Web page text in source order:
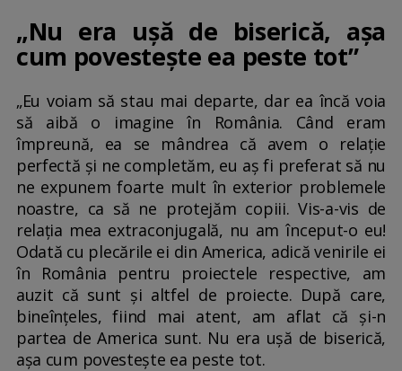
„Nu era ușă de biserică, așa
cum povestește ea peste tot”
„Eu voiam să stau mai departe, dar ea încă voia
să aibă o imagine în România. Când eram
împreună, ea se mândrea că avem o relație
perfectă și ne completăm, eu aș fi preferat să nu
ne expunem foarte mult în exterior problemele
noastre, ca să ne protejăm copiii. Vis-a-vis de
relația mea extraconjugală, nu am început-o eu!
Odată cu plecările ei din America, adică venirile ei
în România pentru proiectele respective, am
auzit că sunt și altfel de proiecte. După care,
bineînțeles, fiind mai atent, am aflat că și-n
partea de America sunt. Nu era ușă de biserică,
așa cum povestește ea peste tot.